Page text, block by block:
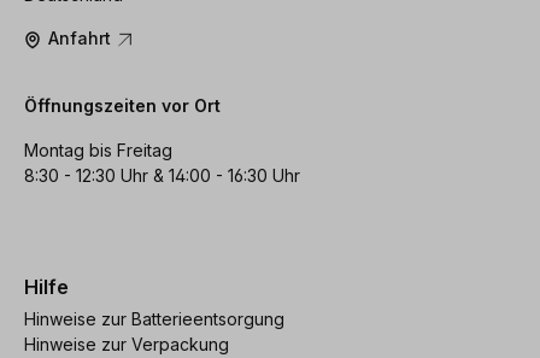
Anfahrt
Öffnungszeiten vor Ort
Montag bis Freitag
8:30 - 12:30 Uhr & 14:00 - 16:30 Uhr
Hilfe
Hinweise zur Batterieentsorgung
Hinweise zur Verpackung